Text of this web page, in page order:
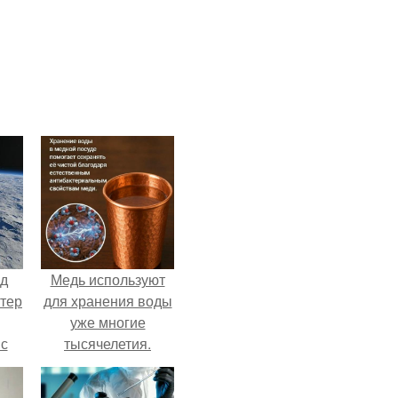
9.
Медь используют
для хранения воды
уже многие
тысячелетия.